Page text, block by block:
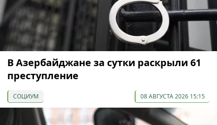
В Азербайджане за сутки раскрыли 61
преступление
СОЦИУМ 08 АВГУСТА 2026 15:15